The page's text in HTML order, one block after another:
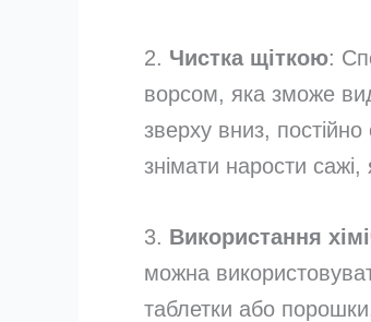
2. Чистка щіткою:
ворсом, яка зможе
зверху вниз,
знімати нарости
3. Використання
можна
таблетки або